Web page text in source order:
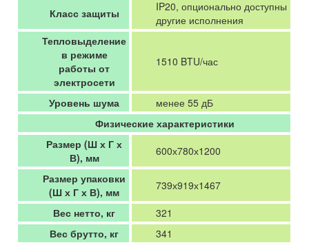
Класс защиты
IP20, опционально доступны
другие исполнения
Тепловыделение
в режиме
работы от
электросети
1510 BTU/час
Уровень шума
менее 55 дБ
Физические характеристики
Размер (Ш х Г х
В), мм
600х780х1200
Размер упаковки
(Ш х Г х В), мм
739х919х1467
Вес нетто, кг
321
Вес брутто, кг
341